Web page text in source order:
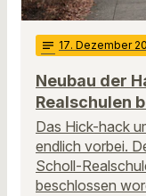
notes 17. Dezember
Neubau der
Realschulen
Das Hick-hack
endlich vorbei.
Scholl-
beschlossen